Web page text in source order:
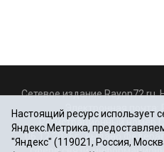
Сетевое издание Rayon72.ru.
Регистрационный
06.12.2016г., выдано
Настоящий ресурс использует
Яндекс.Метрика,
"Яндекс" (119021, Россия,